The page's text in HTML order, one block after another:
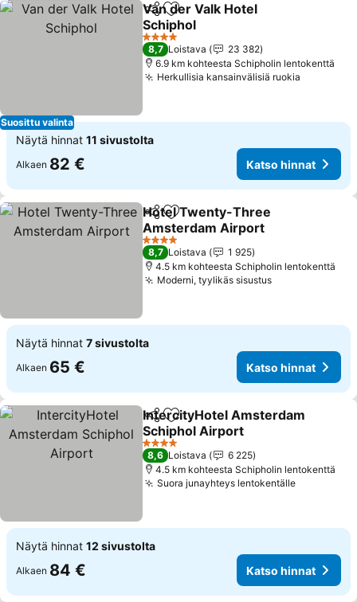
Suosittu valinta
Jaa Lisää suosikkeihin
Van der Valk Hotel
Schiphol
Katso hinnat
4 Tähtiluokitus
8,7 Loistava
23 382
6.9 km kohteesta Schipholin lentokenttä
Herkullisia kansainvälisiä ruokia
Näytä hinnat 11 sivustolta
Alkaen 82 € Katso hinnat
Jaa Lisää suosikkeihin
Hotel Twenty-Three
Amsterdam Airport
Katso hinnat
4 Tähtiluokitus
8,7 Loistava
1 925
4.5 km kohteesta Schipholin lentokenttä
Moderni, tyylikäs sisustusKatso hinnat
Näytä hinnat 7 sivustolta
Alkaen 65 € Katso hinnat
Jaa Lisää suosikkeihin
IntercityHotel Amsterdam
Schiphol Airport
Katso hinnat
4 Tähtiluokitus
8,6 Loistava
6 225
4.5 km kohteesta Schipholin lentokenttä
Suora junayhteys lentokentälleKatso
Näytä hinnat 12 sivustolta
Alkaen 84 € Katso hinnat